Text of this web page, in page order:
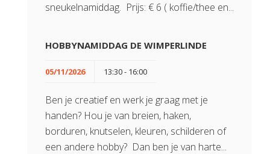
sneukelnamiddag. Prijs: € 6 ( koffie/thee en...
HOBBYNAMIDDAG DE WIMPERLINDE
05/11/2026 13:30 - 16:00
Ben je creatief en werk je graag met je
handen? Hou je van breien, haken,
borduren, knutselen, kleuren, schilderen of
een andere hobby? Dan ben je van harte...